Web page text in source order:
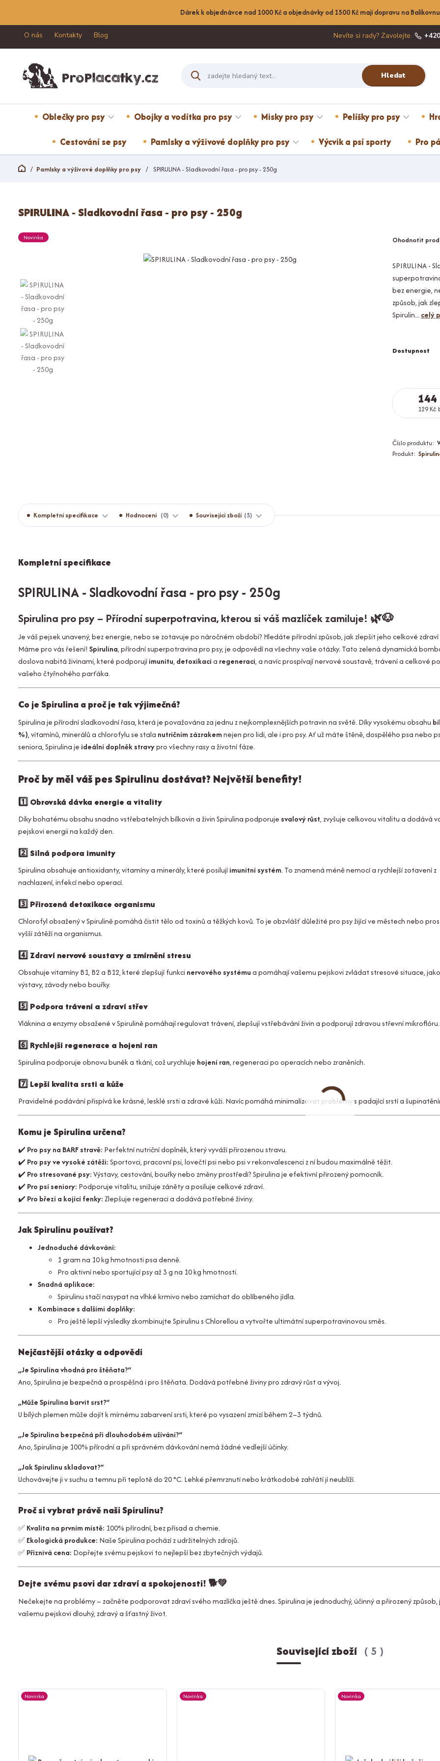
Dárek k objednávce nad 1000 Kč a objednávky od 1500 Kč mají dopravu na
O nás Kontakty Blog
Hledat
Nevíte si rady? Zavolejte.
Oblečky pro psy Obojky a vodítka pro psy Misky pro psy Pelíšky pro psy
Cestování se psy Pamlsky a výživové doplňky pro psy Výcvik a psí sporty Pro
Pamlsky a výživové doplňky pro psy SPIRULINA - Sladkovodní řasa - pro psy - 250g
SPIRULINA - Sladkovodní řasa - pro psy - 250g
Novinka Ohodnotit
SPIRULINA -
bez energie,
způsob, jak
Spirulin...celý
Dostupnost
144
129 Kč
Číslo produktu:
Produkt:
Kompletní specifikace Hodnocení 0 Související zboží 5
Kompletní specifikace
SPIRULINA - Sladkovodní řasa - pro psy - 250g
Spirulina pro psy – Přírodní superpotravina, kterou si váš mazlíček zamiluje! 🌿🐶
Je váš pejsek unavený, bez energie, nebo se zotavuje po náročném období? Hledáte přírodní způsob, jak zlepšit jeho celkové
Máme pro vás řešení!Spirulina, přírodní superpotravina pro psy, je odpovědí na všechny vaše otázky. Tato zelená dynamická
doslova nabitá živinami, které podporujíimunitu, detoxikacia regeneraci, a navíc prospívají nervové soustavě, trávení a celkové
vašeho čtyřnohého parťáka.
Co je Spirulina a proč je tak výjimečná?
Spirulina je přírodní sladkovodní řasa, která je považována za jednu z nejkomplexnějších potravin na světě. Díky vysokému obsahu
%), vitamínů, minerálů a chlorofylu se stala nutričním zázrakemnejen pro lidi, ale i pro psy. Ať už máte štěně, dospělého psa nebo
seniora, Spirulina je ideální doplněk stravypro všechny rasy a životní fáze.
Proč by měl váš pes Spirulinu dostávat? Největší benefity!
1️⃣ Obrovská dávka energie a vitality
Díky bohatému obsahu snadno vstřebatelných bílkovin a živin Spirulina podporuje svalový růst, zvyšuje celkovou vitalitu a dodává
pejskovi energii na každý den.
2️⃣ Silná podpora imunity
Spirulina obsahuje antioxidanty, vitamíny a minerály, které posilujíimunitní systém. To znamená méně nemocí a rychlejší zotavení z
nachlazení, infekcí nebo operací.
3️⃣ Přirozená detoxikace organismu
Chlorofyl obsažený v Spirulině pomáhá čistit tělo od toxinů a těžkých kovů. To je obzvlášť důležité pro psy žijící ve městech nebo
vyšší zátěží na organismus.
4️⃣ Zdraví nervové soustavy a zmírnění stresu
Obsahuje vitamíny B1, B2 a B12, které zlepšují funkcinervového systémua pomáhají vašemu pejskovi zvládat stresové situace,
výstavy, závody nebo bouřky.
5️⃣ Podpora trávení a zdraví střev
Vláknina a enzymy obsažené v Spirulině pomáhají regulovat trávení, zlepšují vstřebávání živin a podporují zdravou střevní mikroflóru.
6️⃣ Rychlejší regenerace a hojení ran
Spirulina podporuje obnovu buněk a tkání, což urychluje hojení ran, regeneraci po operacích nebo zraněních.
7️⃣ Lepší kvalita srsti a kůže
Pravidelné podávání přispívá ke krásné, lesklé srsti a zdravé kůži. Navíc pomáhá minimalizovat problémy s padající srstí a
Komu je Spirulina určena?
✔️ Pro psy na BARF stravě: Perfektní nutriční doplněk, který vyváží přirozenou stravu.
✔️ Pro psy ve vysoké zátěži:Sportovci, pracovní psi, lovečtí psi nebo psi v rekonvalescenci z ní budou maximálně těžit.
✔️ Pro stresované psy:Výstavy, cestování, bouřky nebo změny prostředí? Spirulina je efektivní přirozený pomocník.
✔️ Pro psí seniory: Podporuje vitalitu, snižuje záněty a posiluje celkové zdraví.
✔️ Pro březí a kojící fenky:Zlepšuje regeneraci a dodává potřebné živiny.
Jak Spirulinu používat?
Jednoduché dávkování:
1 gram na 10 kg hmotnosti psa denně.
Pro aktivní nebo sportující psy až 3 g na 10 kg hmotnosti.
Snadná aplikace:
Spirulinu stačí nasypat na vlhké krmivo nebo zamíchat do oblíbeného jídla.
Kombinace s dalšími doplňky:
Pro ještě lepší výsledky zkombinujte Spirulinu s Chlorellou a vytvořte ultimátní superpotravinovou směs.
Nejčastější otázky a odpovědi
„Je Spirulina vhodná pro štěňata?“
Ano, Spirulina je bezpečná a prospěšná i pro štěňata. Dodává potřebné živiny pro zdravý růst a vývoj.
„Může Spirulina barvit srst?“
U bílých plemen může dojít k mírnému zabarvení srsti, které po vysazení zmizí během 2–3 týdnů.
„Je Spirulina bezpečná při dlouhodobém užívání?“
Ano, Spirulina je 100% přírodní a při správném dávkování nemá žádné vedlejší účinky.
„Jak Spirulinu skladovat?“
Uchovávejte ji v suchu a temnu při teplotě do 20 °C. Lehké přemrznutí nebo krátkodobé zahřátí jí neublíží.
Proč si vybrat právě naši Spirulinu?
✅ Kvalita na prvním místě: 100% přírodní, bez přísad a chemie.
✅ Ekologická produkce: Naše Spirulina pochází z udržitelných zdrojů.
✅ Příznivá cena: Dopřejte svému pejskovi to nejlepší bez zbytečných výdajů.
Dejte svému psovi dar zdraví a spokojenosti! 🐕💚
Nečekejte na problémy – začněte podporovat zdraví svého mazlíčka ještě dnes. Spirulina je jednoduchý, účinný a přirozený způsob,
vašemu pejskovi dlouhý, zdravý a šťastný život.
Související zboží 5
Novinka Novinka Novinka